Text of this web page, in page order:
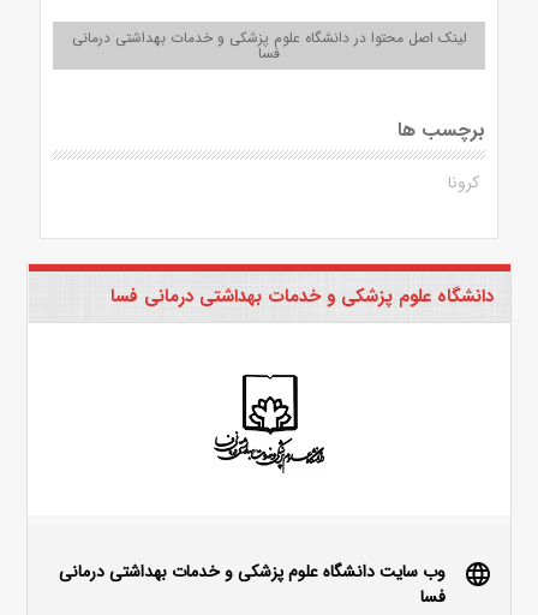
لینک اصل محتوا در دانشگاه علوم پزشکی و خدمات بهداشتی درمانی
فسا
برچسب ها
کرونا
دانشگاه علوم پزشکی و خدمات بهداشتی درمانی فسا
language
وب سایت دانشگاه علوم پزشکی و خدمات بهداشتی درمانی
فسا